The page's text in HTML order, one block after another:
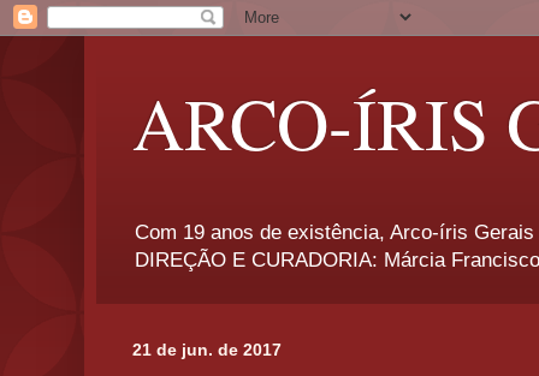
ARCO-ÍRIS
Com 19 anos de existência, Arco-íris
DIREÇÃO E CURADORIA: Márcia
21 de jun. de 2017